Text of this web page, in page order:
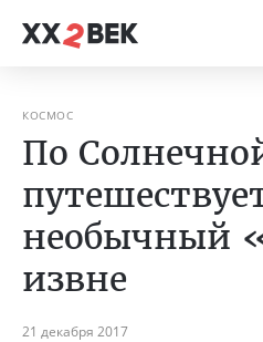
КОСМОС
По
необычный
извне
21 декабря 2017